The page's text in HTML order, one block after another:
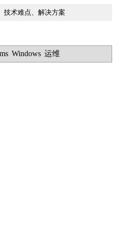
技术难点、解决方案
Windows 运维